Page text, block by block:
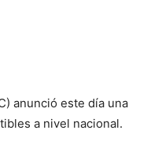
anunció este día una
a nivel nacional.